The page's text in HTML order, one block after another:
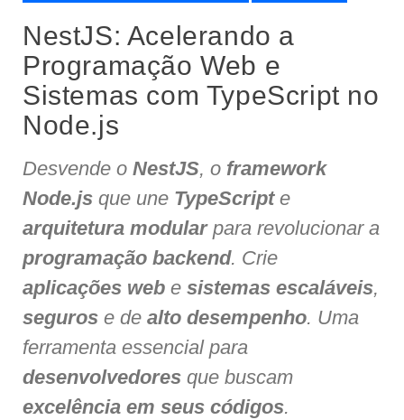
NestJS: Acelerando a
Programação Web e
Sistemas com TypeScript no
Node.js
Desvende o NestJS, o framework
Node.js que une TypeScripte
arquitetura modularpara revolucionar a
programação backend. Crie
aplicações web e sistemas escaláveis,
seguros e de alto desempenho. Uma
ferramenta essencial para
desenvolvedores que buscam
excelência em seus códigos.